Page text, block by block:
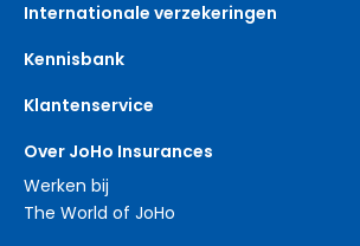
Internationale verzekeringen
Kennisbank
Klantenservice
Over JoHo Insurances
Werken bij
The World of JoHo